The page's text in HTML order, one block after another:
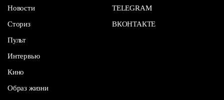
Новости
Сториз
Пульт
Интервью
Кино
Образ жизни
TELEGRAM
ВКОНТАКТЕ